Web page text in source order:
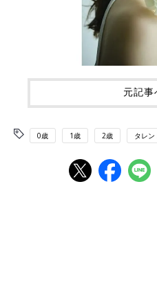
元記事
0歳 1歳 2歳 タレン